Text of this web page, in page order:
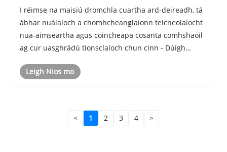
I réimse na maisiú dromchla cuartha ard-deireadh, tá
ábhar nuálaíoch a chomhcheanglaíonn teicneolaíocht
nua-aimseartha agus coincheapa cosanta comhshaoil ​​​​
ag cur uasghrádú tionsclaíoch chun cinn - Dúigh
Leigh Nios mo
< 1 2 3 4 >